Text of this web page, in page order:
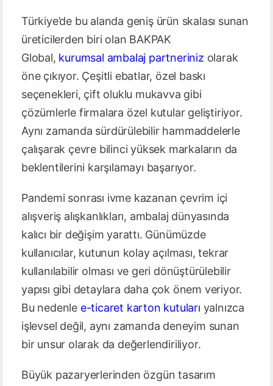
Türkiye’de bu alanda geniş ürün skalası sunan
üreticilerden biri olan BAKPAK
Global, kurumsal ambalaj partneriniz olarak
öne çıkıyor. Çeşitli ebatlar, özel baskı
seçenekleri, çift oluklu mukavva gibi
çözümlerle firmalara özel kutular geliştiriyor.
Aynı zamanda sürdürülebilir hammaddelerle
çalışarak çevre bilinci yüksek markaların da
beklentilerini karşılamayı başarıyor.
Pandemi sonrası ivme kazanan çevrim içi
alışveriş alışkanlıkları, ambalaj dünyasında
kalıcı bir değişim yarattı. Günümüzde
kullanıcılar, kutunun kolay açılması, tekrar
kullanılabilir olması ve geri dönüştürülebilir
yapısı gibi detaylara daha çok önem veriyor.
Bu nedenle e-ticaret karton kutuları yalnızca
işlevsel değil, aynı zamanda deneyim sunan
bir unsur olarak da değerlendiriliyor.
Büyük pazaryerlerinden özgün tasarım